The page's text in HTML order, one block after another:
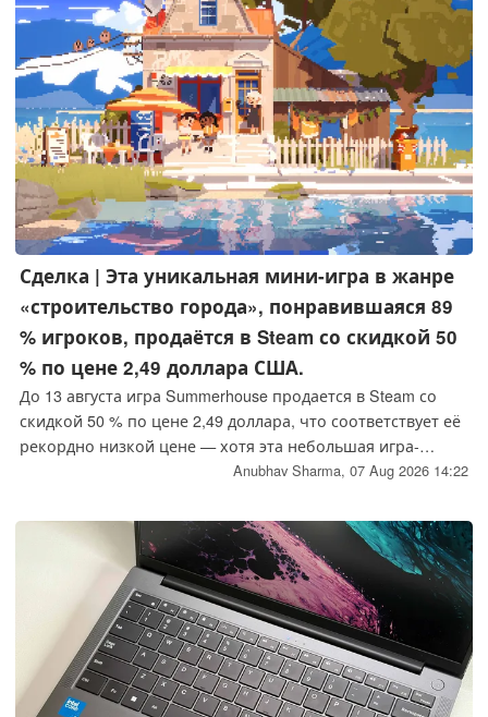
Сделка | Эта уникальная мини-игра в жанре
«строительство города», понравившаяся 89
% игроков, продаётся в Steam со скидкой 50
% по цене 2,49 доллара США.
До 13 августа игра Summerhouse продается в Steam со
скидкой 50 % по цене 2,49 доллара, что соответствует её
рекордно низкой цене — хотя эта небольшая игра-
конструктор довольно часто достигает именно этой
провала. Игра, получившая около 89 % положительных
отзывов из 3 000, работает как на Windows, так и на
Anubhav Sharma, 07 Aug 2026 14:22